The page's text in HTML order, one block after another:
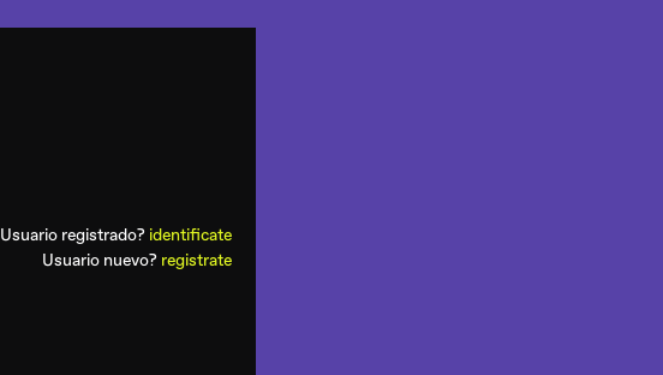
Usuario registrado? identificate
Usuario nuevo? registrate